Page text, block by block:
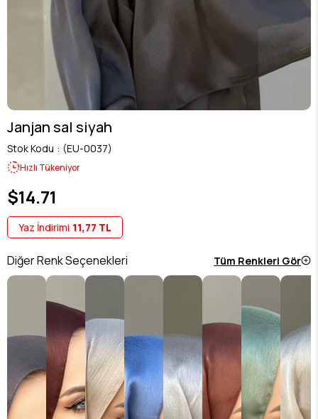
Janjan sal siyah
Stok Kodu (EU-0037)
Hızlı Tükeniyor
$14.71
Yaz İndirimi 11,77 TL
Diğer Renk Seçenekleri Tüm Renkleri Gör